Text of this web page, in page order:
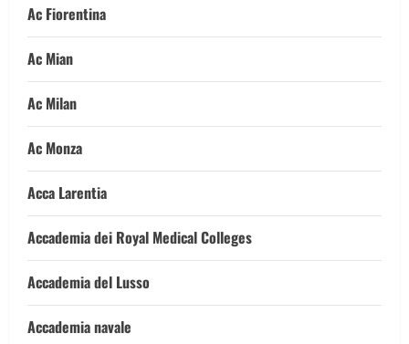
Ac Fiorentina
Ac Mian
Ac Milan
Ac Monza
Acca Larentia
Accademia dei Royal Medical Colleges
Accademia del Lusso
Accademia navale